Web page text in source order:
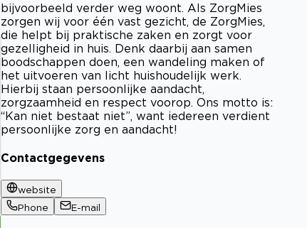
bijvoorbeeld verder weg woont. Als ZorgMies
zorgen wij voor één vast gezicht, de ZorgMies,
die helpt bij praktische zaken en zorgt voor
gezelligheid in huis. Denk daarbij aan samen
boodschappen doen, een wandeling maken of
het uitvoeren van licht huishoudelijk werk.
Hierbij staan persoonlijke aandacht,
zorgzaamheid en respect voorop. Ons motto is:
“Kan niet bestaat niet”, want iedereen verdient
persoonlijke zorg en aandacht!
Contactgegevens
website
Phone
E-mail